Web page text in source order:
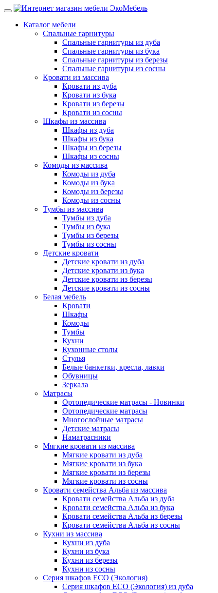
Каталог мебели
Спальные гарнитуры
Спальные гарнитуры из дуба
Спальные гарнитуры из бука
Спальные гарнитуры из березы
Спальные гарнитуры из сосны
Кровати из массива
Кровати из дуба
Кровати из бука
Кровати из березы
Кровати из сосны
Шкафы из массива
Шкафы из дуба
Шкафы из бука
Шкафы из березы
Шкафы из сосны
Комоды из массива
Комоды из дуба
Комоды из бука
Комоды из березы
Комоды из сосны
Тумбы из массива
Тумбы из дуба
Тумбы из бука
Тумбы из березы
Тумбы из сосны
Детские кровати
Детские кровати из дуба
Детские кровати из бука
Детские кровати из березы
Детские кровати из сосны
Белая мебель
Кровати
Шкафы
Комоды
Тумбы
Кухни
Кухонные столы
Стулья
Белые банкетки, кресла, лавки
Обувницы
Зеркала
Матрасы
Ортопедические матрасы - Новинки
Ортопедические матрасы
Многослойные матрасы
Детские матрасы
Наматрасники
Мягкие кровати из массива
Мягкие кровати из дуба
Мягкие кровати из бука
Мягкие кровати из березы
Мягкие кровати из сосны
Кровати семейства Альба из массива
Кровати семейства Альба из дуба
Кровати семейства Альба из бука
Кровати семейства Альба из березы
Кровати семейства Альба из сосны
Кухни из массива
Кухни из дуба
Кухни из бука
Кухни из березы
Кухни из сосны
Серия шкафов ECO (Экология)
Серия шкафов ECO (Экология) из дуба